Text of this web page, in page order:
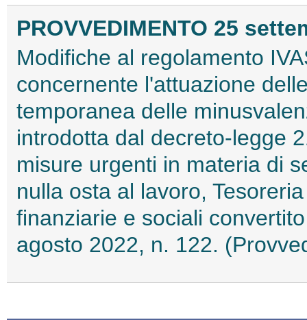
PROVVEDIMENTO 25
Modifiche al regolamento
concernente l'attuazione
temporanea delle
introdotta dal decreto-legge
misure urgenti in materia di
nulla osta al lavoro,
finanziarie e sociali
agosto 2022, n. 122.